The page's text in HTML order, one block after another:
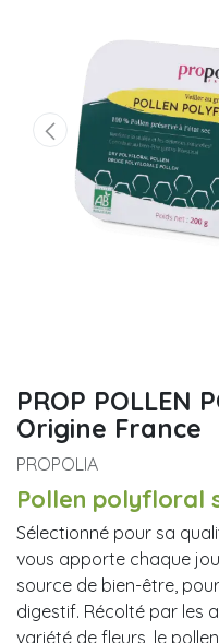
PROP POLLEN
Origine France
PROPOLIA
Pollen polyfloral
Sélectionné pour sa
vous apporte chaque
source de bien-être,
digestif. Récolté par les
variété de fleurs, le